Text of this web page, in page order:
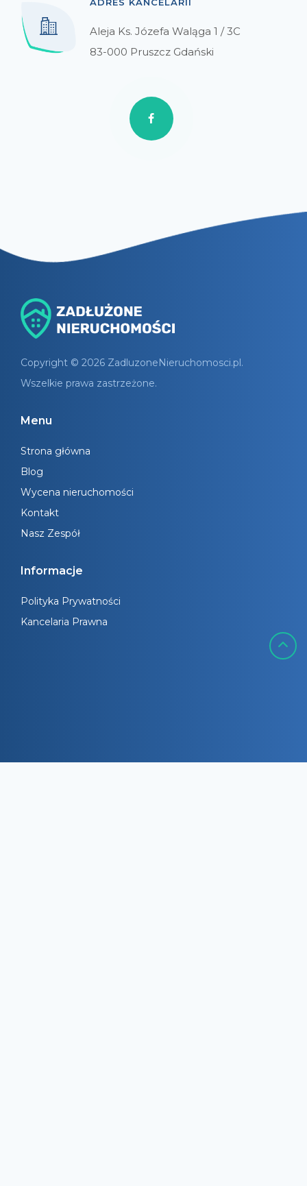
Aleja Ks. Józefa Waląga 1 / 3C
83-000 Pruszcz Gdański
Copyright © 2026 ZadluzoneNieruchomosci.pl.
Wszelkie prawa zastrzeżone.
Menu
Strona główna
Blog
Wycena nieruchomości
Kontakt
Nasz Zespół
Informacje
Polityka Prywatności
Kancelaria Prawna